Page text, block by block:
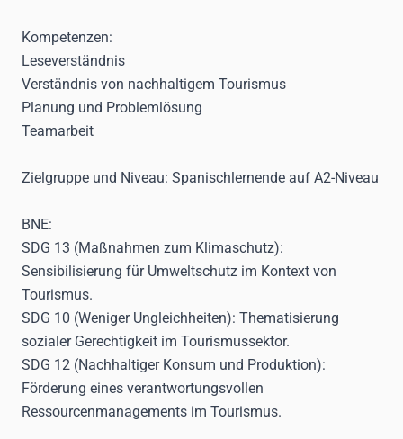
Kompetenzen:
Leseverständnis
Verständnis von nachhaltigem Tourismus
Planung und Problemlösung
Teamarbeit
Zielgruppe und Niveau: Spanischlernende auf A2-Niveau
BNE:
SDG 13 (Maßnahmen zum Klimaschutz):
Sensibilisierung für Umweltschutz im Kontext von
Tourismus.
SDG 10 (Weniger Ungleichheiten): Thematisierung
sozialer Gerechtigkeit im Tourismussektor.
SDG 12 (Nachhaltiger Konsum und Produktion):
Förderung eines verantwortungsvollen
Ressourcenmanagements im Tourismus.